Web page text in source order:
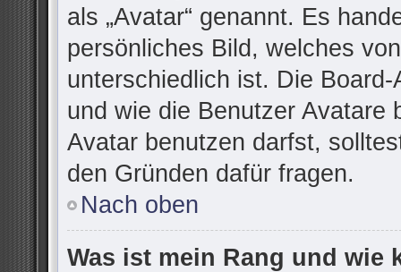
als „Avatar“ genannt. Es
persönliches Bild, welches
unterschiedlich ist. Die
und wie die Benutzer Avatare
Avatar benutzen darfst,
den Gründen dafür fragen.
Nach oben
Was ist mein Rang und wie